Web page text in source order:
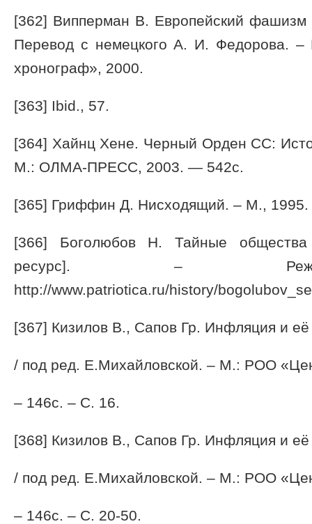
[362] Випперман В. Европейский фашизм
Перевод с немецкого А. И. Федорова. –
хронограф», 2000.
[363] Ibid., 57.
[364] Хайнц Хене. Черный Орден СС:
М.: ОЛМА-ПРЕСС, 2003. — 542с.
[365] Гриффин Д. Нисходящий. – М., 1995.
[366] Боголюбов Н. Тайные
ресурс]. –
http://www.patriotica.ru/history/
[367] Кизилов В., Сапов Гр. Инфляция и её
/ под ред. Е.Михайловской. – М.: РОО
– 146с. – С. 16.
[368] Кизилов В., Сапов Гр. Инфляция и её
/ под ред. Е.Михайловской. – М.: РОО
– 146с. – С. 20-50.